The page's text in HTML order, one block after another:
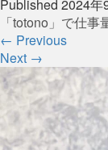
Published 2024年
「totono」で仕
← Previous
Next →